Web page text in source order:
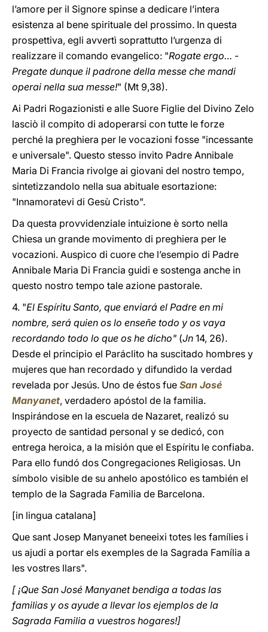
l’amore per il Signore spinse a dedicare l’intera
esistenza al bene spirituale del prossimo. In questa
prospettiva, egli avvertì soprattutto l’urgenza di
realizzare il comando evangelico: "Rogate ergo… -
Pregate dunque il padrone della messe che mandi
operai nella sua messe!" (Mt 9,38).
Ai Padri Rogazionisti e alle Suore Figlie del Divino Zelo
lasciò il compito di adoperarsi con tutte le forze
perché la preghiera per le vocazioni fosse "incessante
e universale". Questo stesso invito Padre Annibale
Maria Di Francia rivolge ai giovani del nostro tempo,
sintetizzandolo nella sua abituale esortazione:
"Innamoratevi di Gesù Cristo".
Da questa provvidenziale intuizione è sorto nella
Chiesa un grande movimento di preghiera per le
vocazioni. Auspico di cuore che l’esempio di Padre
Annibale Maria Di Francia guidi e sostenga anche in
questo nostro tempo tale azione pastorale.
4. "El Espíritu Santo, que enviará el Padre en mi
nombre, será quien os lo enseñe todo y os vaya
recordando todo lo que os he dicho" (Jn 14, 26).
Desde el principio el Paráclito ha suscitado hombres y
mujeres que han recordado y difundido la verdad
revelada por Jesús. Uno de éstos fue San José
Manyanet, verdadero apóstol de la familia.
Inspirándose en la escuela de Nazaret, realizó su
proyecto de santidad personal y se dedicó, con
entrega heroica, a la misión que el Espíritu le confiaba.
Para ello fundó dos Congregaciones Religiosas. Un
símbolo visible de su anhelo apostólico es también el
templo de la Sagrada Familia de Barcelona.
[in lingua catalana]
Que sant Josep Manyanet beneeixi totes les famílies i
us ajudi a portar els exemples de la Sagrada Família a
les vostres llars".
[ ¡Que San José Manyanet bendiga a todas las
familias y os ayude a llevar los ejemplos de la
Sagrada Familia a vuestros hogares!]